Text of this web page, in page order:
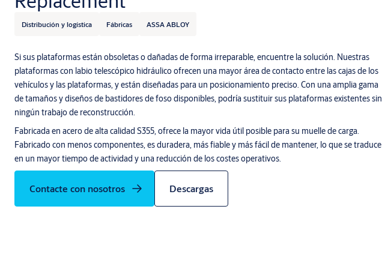
Distribución y logística Fábricas ASSA ABLOY
Si sus plataformas están obsoletas o dañadas de forma irreparable, encuentre la solución. Nuestras
plataformas con labio telescópico hidráulico ofrecen una mayor área de contacto entre las cajas de los
vehículos y las plataformas, y están diseñadas para un posicionamiento preciso. Con una amplia gama
de tamaños y diseños de bastidores de foso disponibles, podría sustituir sus plataformas existentes sin
ningún trabajo de reconstrucción.
Fabricada en acero de alta calidad S355, ofrece la mayor vida útil posible para su muelle de carga.
Fabricado con menos componentes, es duradera, más fiable y más fácil de mantener, lo que se traduce
en un mayor tiempo de actividad y una reducción de los costes operativos.
Contacte con nosotros Descargas